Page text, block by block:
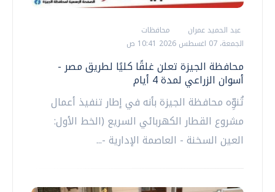
عبد الحميد عمران
محافظات
الجمعة، 07 اغسطس 2026 10:41 ص
محافظة الجيزة تعلن غلقًا كليًا لطريق مصر -
أسوان الزراعي لمدة 4 أيام
تُنوِّه محافظة الجيزة بأنه في إطار تنفيذ أعمال
مشروع القطار الكهربائي السريع (الخط الأول:
العين السخنة - العاصمة الإدارية -...